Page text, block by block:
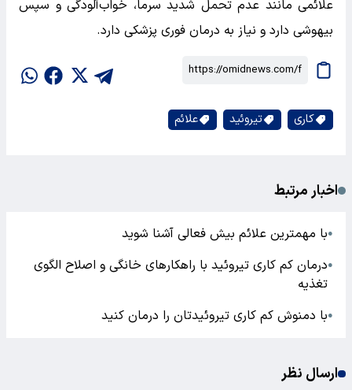
علائمی مانند عدم تحمل شدید سرما، خواب‌آلودگی و سپس
بیهوشی دارد و نیاز به درمان فوری پزشکی دارد.
کاری تیروئید علائم
اخبار مرتبط
●با مهمترین علائم بیش فعالی آشنا شوید
●درمان کم کاری تیروئید با راهکارهای خانگی و اصلاح الگوی
تغذیه
●با دمنوش کم کاری تیروئیدتان را درمان کنید
ارسال نظر